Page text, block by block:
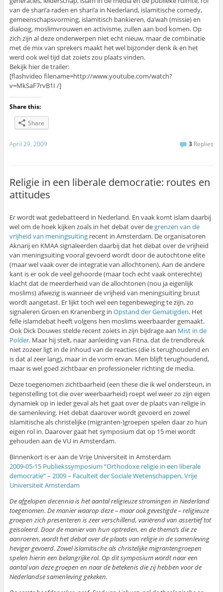
van de shari’a raden en shari’a in Nederland, islamitische comedy,
gemeenschapsvorming, islamitisch bankieren, da’wah (missie) en
dialoog, moslimvrouwen en activisme, zullen aan bod komen. Op
zich zijn al deze onderwerpen niet echt nieuw, maar de combinatie
met de mix van sprekers maakt het wel bijzonder denk ik en het
werd ook wel tijd dat zoiets zou plaats vinden.
Bekijk hier de trailer:
[flashvideo filename=http://www.youtube.com/watch?
v=MkSaF7rvB1I /]
Share this:
Share
April 29, 2009 3 Replies
Religie in een liberale democratie: routes en
attitudes
Er wordt wat gedebatteerd in Nederland. En vaak komt islam daarbij
wel om de hoek kijken zoals in het debat over degrenzen van de
vrijheid van meningsuitingrecent in Amsterdam. De organisatoren
Aknarij en KMAA signaleerden daarbij dat het debat over de vrijheid
van meningsuiting vooral gevoerd wordt door de autochtone elite
(maar wel vaak over de integratie van allochtonen). Aan de andere
kant is er ook de veel gehoorde (maar toch echt vaak onterechte)
klacht dat de meerderheid van de allochtonen (nou ja eigenlijk
moslims) afwezig is wanneer de vrijheid van meningsuiting bruut
wordt aangetast. Er lijkt toch wel een tegenbeweging te zijn, zo
signaleren Groen en Kranenberg in Opstand der Gematigden. Het
felle islamdebat heeft volgens hen moslims weerbaarder gemaakt.
Ook Dick Douwes stelde recent zoiets in zijn bijdrage aan Mist in de
Polder. Maar hij stelt, naar aanleiding van Fitna, dat de trendbreuk
niet zozeer ligt in de inhoud van de reacties (die is terughoudend en
is dat al zeer lang), maar in de vorm ervan. Men blijft terughoudend,
maar is wel goed zichtbaar en professioneler richting de media.
Deze toegenomen zichtbaarheid (een these die ik wel ondersteun, in
tegenstelling tot die over weerbaarheid) roept wel weer zo zijn eigen
dynamiek op in ieder geval als het gaat over de plaats van religie in
de samenleving. Het debat daarover wordt gevoerd en zowel
islamitische als christelijke (migranten-)groepen spelen daar zo hun
eigen rol in. Daarover gaat het symposium dat op 15 mei wordt
gehouden aan de VU in Amsterdam.
Binnenkort is er aan de Vrije Universiteit in Amsterdam
2009-05-15 Publiekssymposium “Orthodoxe religie in een liberale
democratie” – 2009 – Faculteit der Sociale Wetenschappen, Vrije
Universiteit Amsterdam
De afgelopen decennia is het aantal religieuze stromingen in Nederland
toegenomen. De manier waarop deze – maar ook gevestigde – religieuze
groepen zich presenteren is zeer verschillend, variërend van assertief tot
geïsoleerd. Door de manier van hun optreden, en de thema’s die ze
aanroeren, wordt het debat over de plaats van religie in de samenleving
heviger gevoerd. Zowel islamitische als christelijke migrantengroepen
spelen hierin een belangrijke rol. Op dit symposium wordt naar een
aantal van deze groepen en naar de betekenis die zij hebben voor de
Nederlandse samenleving gekeken.